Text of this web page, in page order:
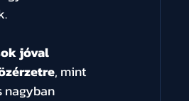
jóval
, mint
nagyban